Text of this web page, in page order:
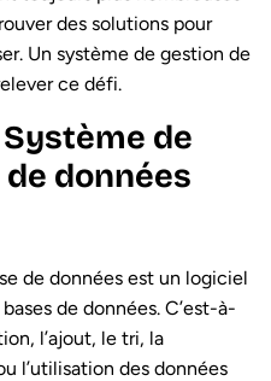
des solutions pour
Un système de gestion de
ce défi.
Système de
données
de données est un logiciel
de données. C’est-à-
l’ajout, le tri, la
l’utilisation des données